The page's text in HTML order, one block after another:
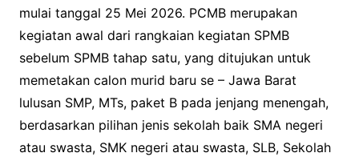
mulai tanggal 25 Mei 2026. PCMB merupakan
kegiatan awal dari rangkaian kegiatan SPMB
sebelum SPMB tahap satu, yang ditujukan untuk
memetakan calon murid baru se – Jawa Barat
lulusan SMP, MTs, paket B pada jenjang menengah,
berdasarkan pilihan jenis sekolah baik SMA negeri
atau swasta, SMK negeri atau swasta, SLB, Sekolah